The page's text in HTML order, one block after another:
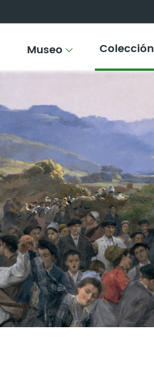
Museo Colección